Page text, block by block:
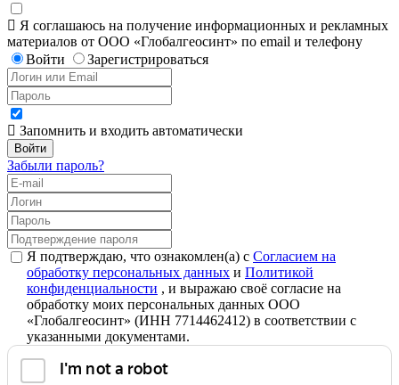
Я соглашаюсь на получение информационных и рекламных
материалов от ООО «Глобалгеосинт» по email и телефону
Войти
Зарегистрироваться
Запомнить и входить автоматически
Забыли пароль?
Я подтверждаю, что ознакомлен(а) с Согласием на
обработку персональных данных и Политикой
конфиденциальности , и выражаю своё согласие на
обработку моих персональных данных ООО
«Глобалгеосинт» (ИНН 7714462412) в соответствии с
указанными документами.